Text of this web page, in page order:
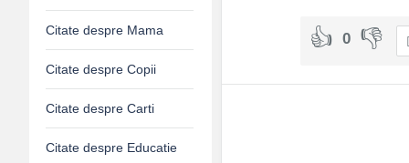
0
Citate despre Mama
Citate despre Copii
Citate despre Carti
Citate despre Educatie